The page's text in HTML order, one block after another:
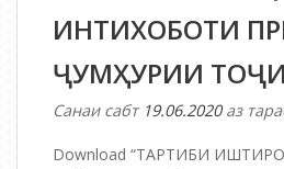
ИНТИХОБОТИ
ҶУМҲУРИИ
Санаи сабт 19.06.2020аз
Download “ТАРТИБИ